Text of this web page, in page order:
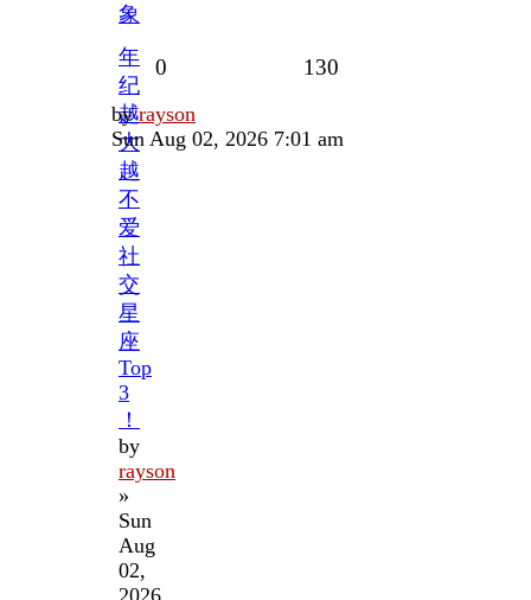
象
年
纪
越
大
越
不
爱
社
交
星
座
Top
3
！
by
rayson
»
Sun
Aug
02,
2026
0 130
Last
post
byrayson
Sun Aug 02, 2026 7:01 am